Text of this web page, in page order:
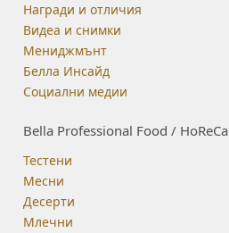
Награди и отличия
Видеа и снимки
Мениджмънт
Белла Инсайд
Социални медии
Bella Professional Food / HoReCa
Тестени
Месни
Десерти
Млечни